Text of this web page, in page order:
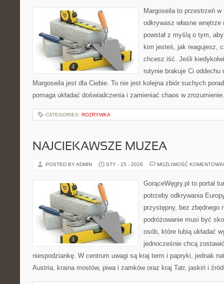
Margoseila to przestrzeń
odkrywasz własne
powstał z myślą o tym,
kim jesteś, jak reagujesz,
chcesz iść. Jeśli
rutynie brakuje Ci oddechu
Margoseila jest dla Ciebie. To nie jest kolejna zbiór suchych
pomaga układać doświadczenia i zamieniać chaos w
CATEGORIES: ROZRYWKA
NAJCIEKAWSZE MUZEA
POSTED BY ADMIN STY - 25 - 2026 MOŻLIWOŚĆ
GorąceWęgry.pl to portal
potrzeby odkrywania
przystępny, bez zbędnego
podróżowanie musi być
osób, które lubią układać
jednocześnie chcą
niespodziankę. W centrum uwagi są kraj term i papryki, jednak
Austria, kraina mostów, piwa i zamków oraz kraj Tatr, jaskiń i